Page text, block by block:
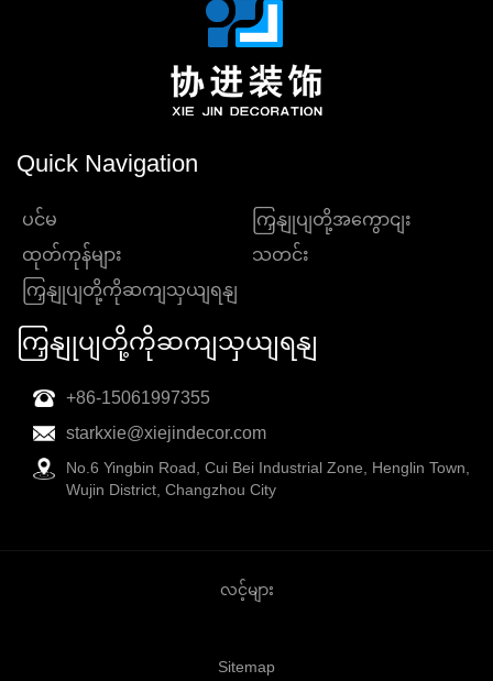
Quick Navigation
ပင်မ
ကြှနျုပျတို့အကွောငျး
ထုတ်ကုန်များ
သတင်း
ကြှနျုပျတို့ကိုဆကျသှယျရနျ
ကြှနျုပျတို့ကိုဆကျသှယျရနျ
+86-15061997355
starkxie@xiejindecor.com
No.6 Yingbin Road, Cui Bei Industrial Zone, Henglin Town,
Wujin District, Changzhou City
လင့်များ
Sitemap